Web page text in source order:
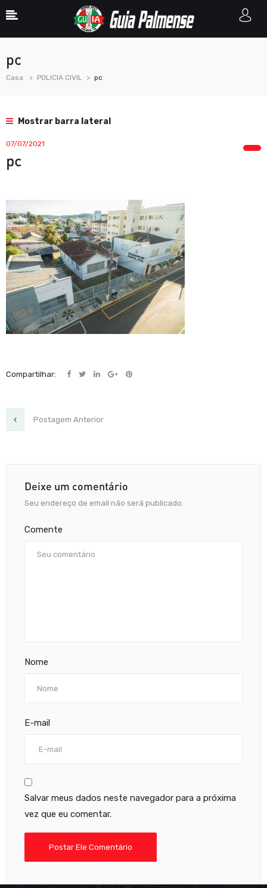
pc
Casa POLICIA CIVIL pc
Mostrar barra lateral
07/07/2021
pc
Compartilhar:
Postagem Anterior
Deixe um comentário
Seu endereço de email não será publicado.
Comente
Nome
E-mail
Salvar meus dados neste navegador para a próxima
vez que eu comentar.